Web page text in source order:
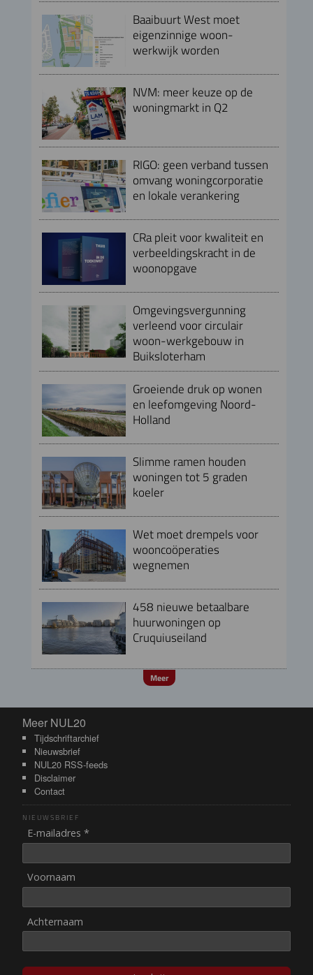
Baaibuurt West moet
eigenzinnige woon-
werkwijk worden
NVM: meer keuze op de
woningmarkt in Q2
RIGO: geen verband tussen
omvang woningcorporatie
en lokale verankering
CRa pleit voor kwaliteit en
verbeeldingskracht in de
woonopgave
Omgevingsvergunning
verleend voor circulair
woon-werkgebouw in
Buiksloterham
Groeiende druk op wonen
en leefomgeving Noord-
Holland
Slimme ramen houden
woningen tot 5 graden
koeler
Wet moet drempels voor
wooncoöperaties
wegnemen
458 nieuwe betaalbare
huurwoningen op
Cruquiuseiland
Meer
Meer NUL20
Meer NUL20
Tijdschriftarchief
Nieuwsbrief
NUL20 RSS-feeds
Disclaimer
Contact
NIEUWSBRIEF
E-mailadres *
Voornaam
Achternaam